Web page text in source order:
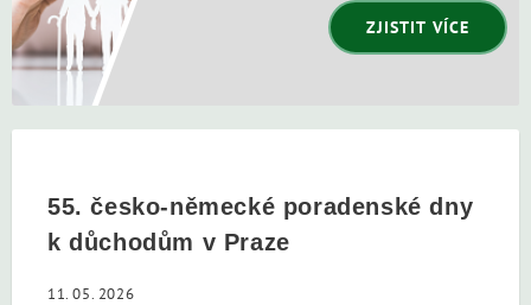
ZJISTIT VÍCE
55. česko-německé poradenské dny
k důchodům v Praze
11. 05. 2026